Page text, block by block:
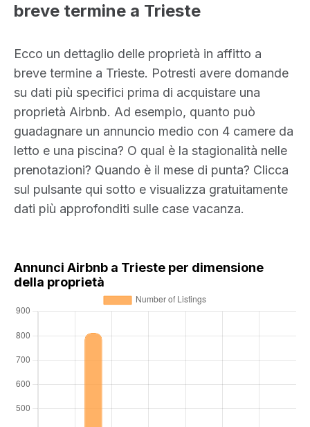
breve termine a Trieste
Ecco un dettaglio delle proprietà in affitto a
breve termine a Trieste. Potresti avere domande
su dati più specifici prima di acquistare una
proprietà Airbnb. Ad esempio, quanto può
guadagnare un annuncio medio con 4 camere da
letto e una piscina? O qual è la stagionalità nelle
prenotazioni? Quando è il mese di punta? Clicca
sul pulsante qui sotto e visualizza gratuitamente
dati più approfonditi sulle case vacanza.
Annunci Airbnb a Trieste per dimensione
della proprietà